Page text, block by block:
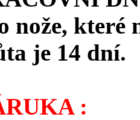
nože, které
je 14 dní.
: